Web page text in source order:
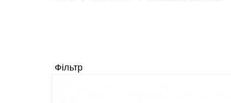
Фільтр